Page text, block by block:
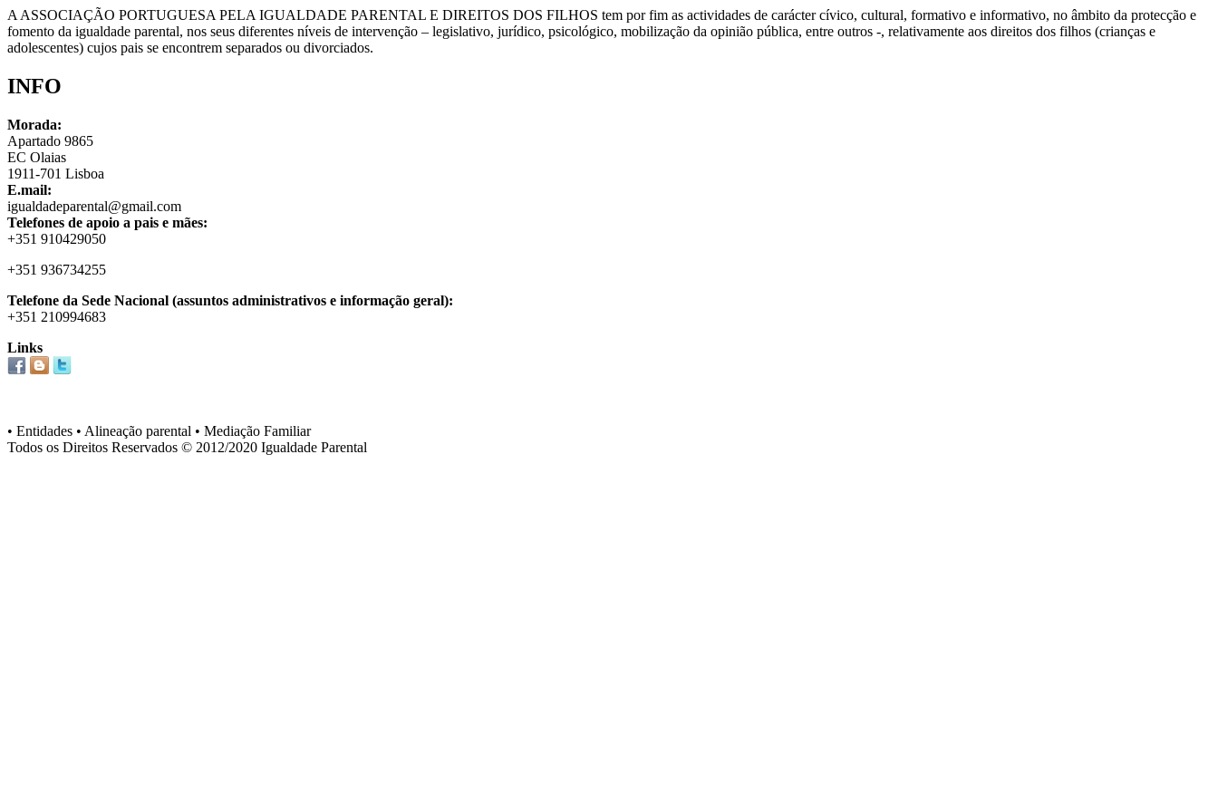
A ASSOCIAÇÃO PORTUGUESA PELA IGUALDADE PARENTAL E DIREITOS DOS FILHOS tem por fim as actividades de carácter cívico, cultural, formativo e informativo, no âmbito da protecção e
fomento da igualdade parental, nos seus diferentes níveis de intervenção – legislativo, jurídico, psicológico, mobilização da opinião pública, entre outros -, relativamente aos direitos dos filhos (crianças e
adolescentes) cujos pais se encontrem separados ou divorciados.
INFO
Morada:
Apartado 9865
EC Olaias
1911-701 Lisboa
E.mail:
igualdadeparental@gmail.com
Telefones de apoio a pais e mães:
+351 910429050
+351 936734255
Telefone da Sede Nacional (assuntos administrativos e informação geral):
+351 210994683
Links
• Entidades • Alineação parental • Mediação Familiar
Todos os Direitos Reservados © 2012/2020 Igualdade Parental